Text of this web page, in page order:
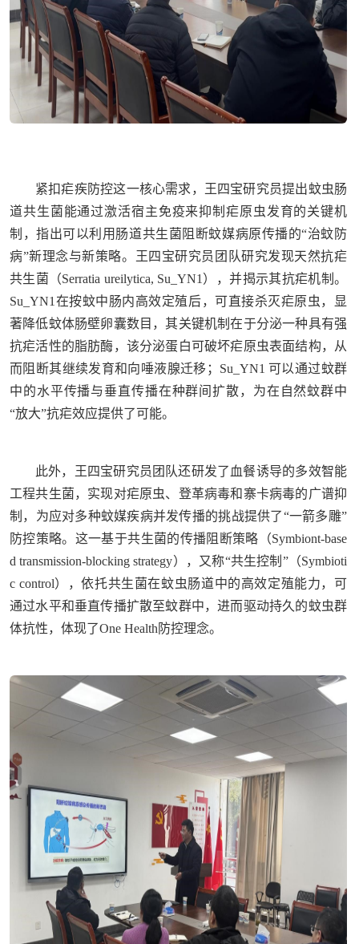
紧扣疟疾防控这一核心需求，王四宝研究员提出蚊虫肠
道共生菌能通过激活宿主免疫来抑制疟原虫发育的关键机
制，指出可以利用肠道共生菌阻断蚊媒病原传播的“治蚊防
病”新理念与新策略。王四宝研究员团队研究发现天然抗疟
共生菌（Serratia ureilytica, Su_YN1），并揭示其抗疟机制。
Su_YN1在按蚊中肠内高效定殖后，可直接杀灭疟原虫，显
著降低蚊体肠壁卵囊数目，其关键机制在于分泌一种具有强
抗疟活性的脂肪酶，该分泌蛋白可破坏疟原虫表面结构，从
而阻断其继续发育和向唾液腺迁移；Su_YN1 可以通过蚊群
中的水平传播与垂直传播在种群间扩散，为在自然蚊群中
“放大”抗疟效应提供了可能。
此外，王四宝研究员团队还研发了血餐诱导的多效智能
工程共生菌，实现对疟原虫、登革病毒和寨卡病毒的广谱抑
制，为应对多种蚊媒疾病并发传播的挑战提供了“一箭多雕”
防控策略。这一基于共生菌的传播阻断策略（Symbiont-base
d transmission-blocking strategy），又称“共生控制”（Symbioti
c control），依托共生菌在蚊虫肠道中的高效定殖能力，可
通过水平和垂直传播扩散至蚊群中，进而驱动持久的蚊虫群
体抗性，体现了One Health防控理念。